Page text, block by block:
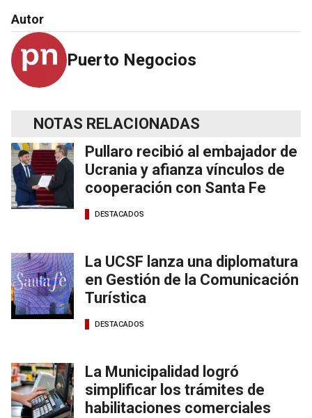
Autor
Puerto Negocios
NOTAS RELACIONADAS
Pullaro recibió al embajador de
Ucrania y afianza vínculos de
cooperación con Santa Fe
DESTACADOS
La UCSF lanza una diplomatura
en Gestión de la Comunicación
Turística
DESTACADOS
La Municipalidad logró
simplificar los trámites de
habilitaciones comerciales